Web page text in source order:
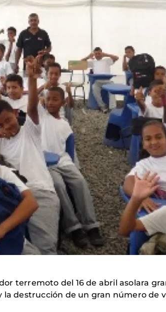
terremoto del 16 de abril asolara
la destrucción de un gran número de